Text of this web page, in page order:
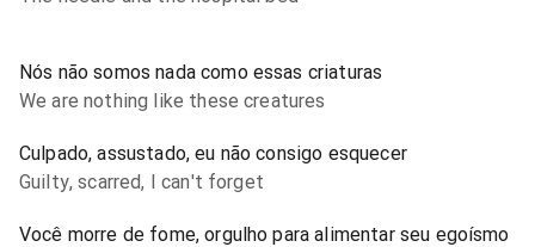
Nós não somos nada como essas criaturas
We are nothing like these creatures
Culpado, assustado, eu não consigo esquecer
Guilty, scarred, I can't forget
Você morre de fome, orgulho para alimentar seu egoísmo